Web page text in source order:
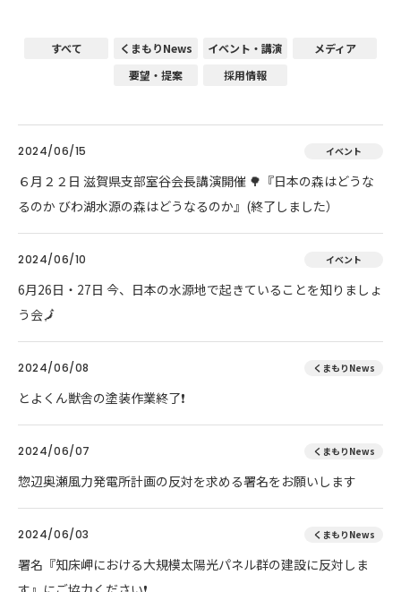
すべて くまもりNews イベント・講演
メディア
要望・提案
採用情報
2024/06/15 イベント
６月２２日 滋賀県支部室谷会長講演開催 🌳『日本の森はどうな
るのか びわ湖水源の森はどうなるのか』(終了しました）
2024/06/10 イベント
6月26日・27日 今、日本の水源地で起きていることを知りましょ
う会🗾
2024/06/08 くまもりNews
とよくん獣舎の塗装作業終了❗
2024/06/07 くまもりNews
惣辺奥瀬風力発電所計画の反対を求める署名をお願いします
2024/06/03 くまもりNews
署名『知床岬における大規模太陽光パネル群の建設に反対しま